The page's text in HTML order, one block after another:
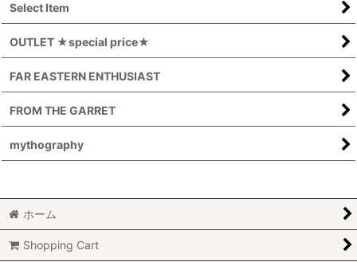
Select Item
OUTLET ★special price★
FAR EASTERN ENTHUSIAST
FROM THE GARRET
mythography
ホーム
Shopping Cart